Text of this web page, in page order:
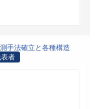
手法確立と各種構造
者